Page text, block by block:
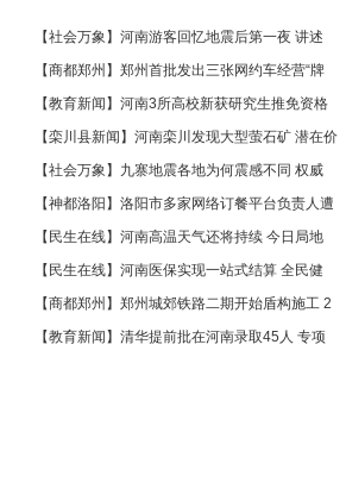
【社会万象 】 河南游客回忆地震后第一夜 讲述
【商都郑州 】 郑州首批发出三张网约车经营“牌
【教育新闻 】 河南3所高校新获研究生推免资格
【栾川县新闻 】 河南栾川发现大型萤石矿 潜在价
【社会万象 】 九寨地震各地为何震感不同 权威
【神都洛阳 】 洛阳市多家网络订餐平台负责人遭
【 民生在线】 河南高温天气还将持续 今日局地
【 民生在线】 河南医保实现一站式结算 全民健
【商都郑州 】 郑州城郊铁路二期开始盾构施工 2
【教育新闻 】 清华提前批在河南录取45人 专项